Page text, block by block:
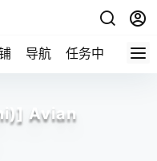
导航 任务中心 帮助
Avian